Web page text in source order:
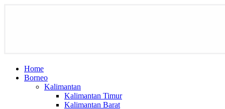
Home
Borneo
Kalimantan
Kalimantan Timur
Kalimantan Barat